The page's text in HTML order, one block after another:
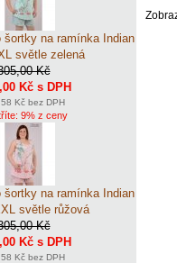
šortky na ramínka Indian
světle zelená
Kč
Kč s DPH
Kč bez DPH
9% z ceny
šortky na ramínka Indian
světle růžová
Kč
Kč s DPH
Kč bez DPH